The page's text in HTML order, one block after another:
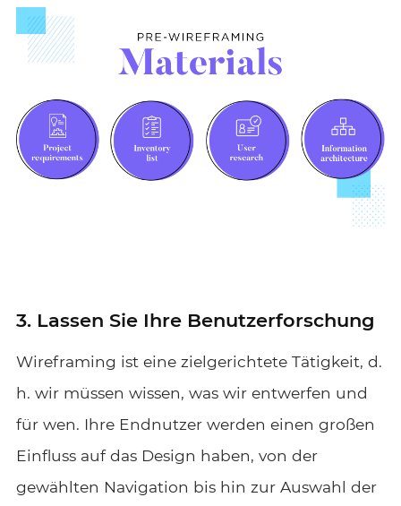
3. Lassen Sie Ihre Benutzerforschung
Wireframing ist eine zielgerichtete Tätigkeit, d.
h. wir müssen wissen, was wir entwerfen und
für wen. Ihre Endnutzer werden einen großen
Einfluss auf das Design haben, von der
gewählten Navigation bis hin zur Auswahl der